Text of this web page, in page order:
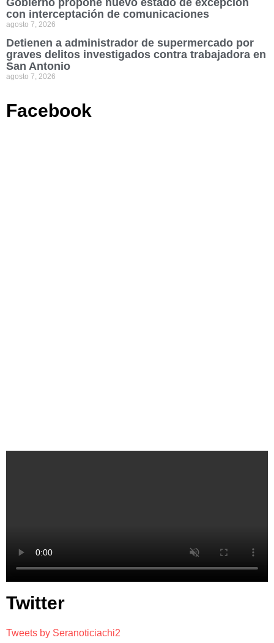
Gobierno propone nuevo estado de excepción
con interceptación de comunicaciones
agosto 7, 2026
Detienen a administrador de supermercado por
graves delitos investigados contra trabajadora en
San Antonio
agosto 7, 2026
Facebook
Twitter
Tweets by Seranoticiachi2